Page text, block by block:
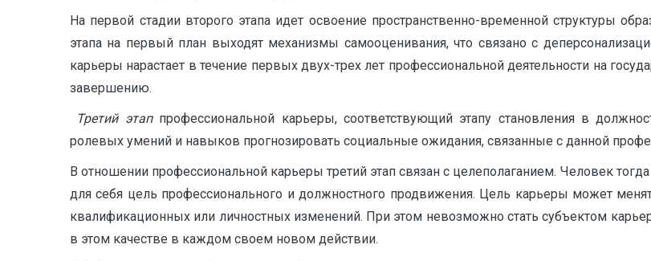
На первой стадии второго этапа идет освоение пространственно-временной структуры
этапа на первый план выходят механизмы самооценивания, что связано с
карьеры нарастает в течение первых двух-трех лет профессиональной деятельности на
завершению.
Третий этап профессиональной карьеры, соответствующий этапу становления в
ролевых умений и навыков прогнозировать социальные ожидания, связанные с данной
В отношении профессиональной карьеры третий этап связан с целеполаганием. Человек
для себя цель профессионального и должностного продвижения. Цель карьеры может
квалификационных или личностных изменений. При этом невозможно стать субъектом
в этом качестве в каждом своем новом действии.